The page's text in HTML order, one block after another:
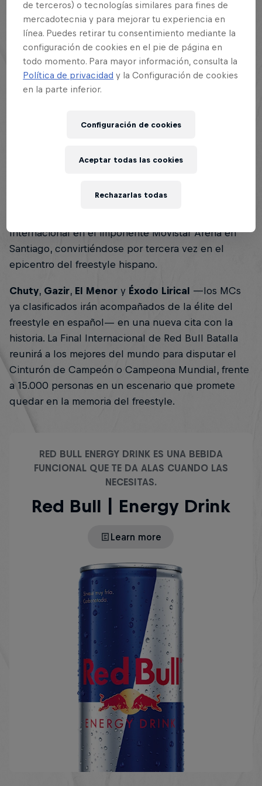
Esta historia es parte de
Red Bull Batalla
La temporada 2025 de Red Bull Batalla comenzó en
encargado de cerrar con broche de oro:
Internacional en el imponente Movistar Arena en
Santiago, convirtiéndose por tercera vez en el
epicentro del freestyle hispano.
Chuty, Gazir, El Menor y Éxodo Lirical —los MCs
ya clasificados irán acompañados de la élite del
freestyle en español— en una nueva cita con la
historia. La Final Internacional de Red Bull Batalla
reunirá a los mejores del mundo para disputar el
Cinturón de Campeón o Campeona Mundial, frente
a 15.000 personas en un escenario que promete
quedar en la memoria del freestyle.
RED BULL ENERGY DRINK ES UNA BEBIDA
FUNCIONAL QUE TE DA ALAS CUANDO LAS
NECESITAS.
Red Bull | Energy Drink
Learn more
de terceros) o tecnologías similares para fines de
mercadotecnia y para mejorar tu experiencia en
línea. Puedes retirar tu consentimiento mediante la
configuración de cookies en el pie de página en
todo momento. Para mayor información, consulta la
Política de privacidad y la Configuración de cookies
en la parte inferior.
Configuración de cookies
Rechazarlas todas
Aceptar todas las cookies